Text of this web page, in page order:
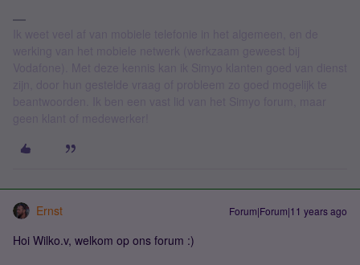
Ernst Forum|Forum|11 years ago
Hoi Wilko.v, welkom op ons forum :)